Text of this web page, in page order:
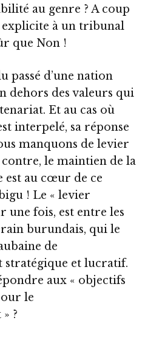
au genre ? A coup
explicite à un tribunal
que Non !
passé d’une nation
dehors des valeurs qui
Et au cas où
interpelé, sa réponse
manquons de levier
le maintien de la
est au cœur de ce
! Le « levier
une fois, est entre les
burundais, qui le
de
stratégique et lucratif.
aux « objectifs
le
?